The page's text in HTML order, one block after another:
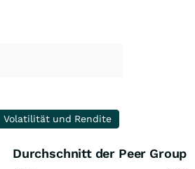
Volatilität und Rendite
Durchschnitt der Peer Group